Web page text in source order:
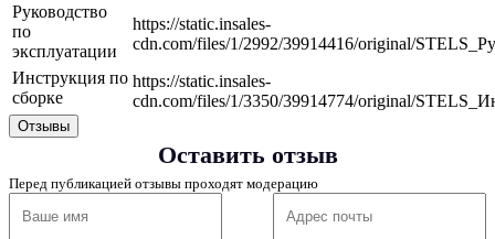
Руководство
по
эксплуатации
https://static.insales-
cdn.com/files/1/2992/39914416/original/
Инструкция по
сборке
https://static.insales-
cdn.com/files/1/3350/39914774/original/
Отзывы
Оставить отзыв
Перед публикацией отзывы проходят модерацию